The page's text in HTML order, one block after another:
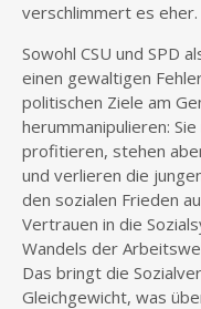
verschlimmert es eher.
Sowohl CSU und SPD
einen gewaltigen
politischen Ziele am
herummanipulieren:
profitieren, stehen
und verlieren die
den sozialen Frieden
Vertrauen in die
Wandels der
Das bringt die
Gleichgewicht, was